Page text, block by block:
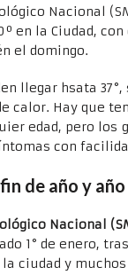
Nacional
en la Ciudad,
el domingo.
llegar hsata
calor. Hay que
edad, pero los
con
de año y
Nacional
1° de enero,
ciudad y